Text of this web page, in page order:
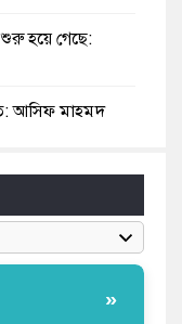
হয়ে গেছে:
আসিফ মাহমুদ
পাইপ মাথায়
বন্ধের নির্দেশ »